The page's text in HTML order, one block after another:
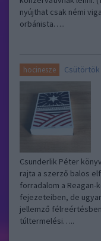
nyújthat csak némi
orbánista…..
hocinesze Csütörtök
Csunderlik Péter
rajta a szerző balos
forradalom a Reagan-
fejezeteiben, de
jellemző
túltermelési…..